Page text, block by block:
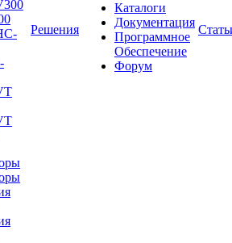
Решения
Каталоги
Документация
Программное
Обеспечение
Форум